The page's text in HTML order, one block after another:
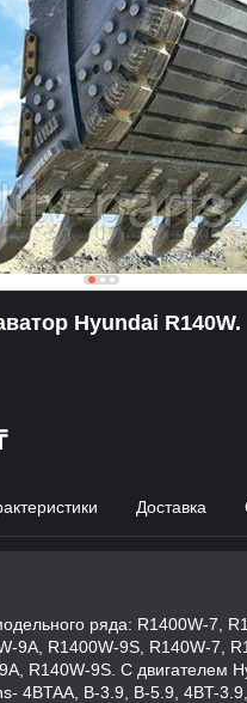
Hyundai R140W.
Доставка
ряда: R1400W-7,
9A, R1400W-9S, R140W-7,
R140W-9S. С двигателем
4BTAA, B-3.9, B-5.9, 4BT-